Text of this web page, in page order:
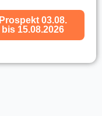
Prospekt 03.08.
bis 15.08.2026